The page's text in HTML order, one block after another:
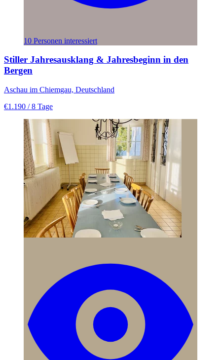
10 Personen interessiert
Stiller Jahresausklang & Jahresbeginn in den
Bergen
Aschau im Chiemgau, Deutschland
€1.190 / 8 Tage